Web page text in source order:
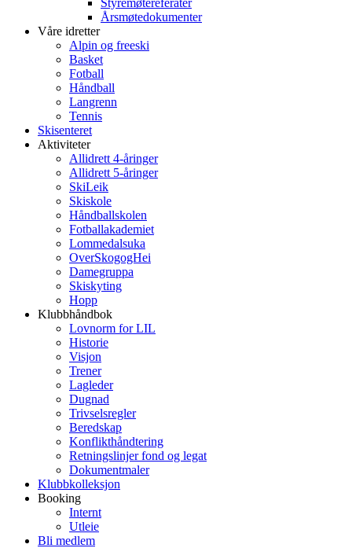
Styremøtereferater
Årsmøtedokumenter
Våre idretter
Alpin og freeski
Basket
Fotball
Håndball
Langrenn
Tennis
Skisenteret
Aktiviteter
Allidrett 4-åringer
Allidrett 5-åringer
SkiLeik
Skiskole
Håndballskolen
Fotballakademiet
Lommedalsuka
OverSkogogHei
Damegruppa
Skiskyting
Hopp
Klubbhåndbok
Lovnorm for LIL
Historie
Visjon
Trener
Lagleder
Dugnad
Trivselsregler
Beredskap
Konflikthåndtering
Retningslinjer fond og legat
Dokumentmaler
Klubbkolleksjon
Booking
Internt
Utleie
Bli medlem